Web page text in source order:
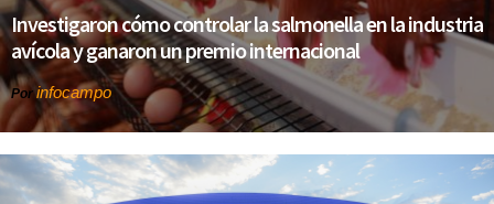
Investigaron cómo controlar la salmonella en la industria
avícola y ganaron un premio internacional
Por infocampo